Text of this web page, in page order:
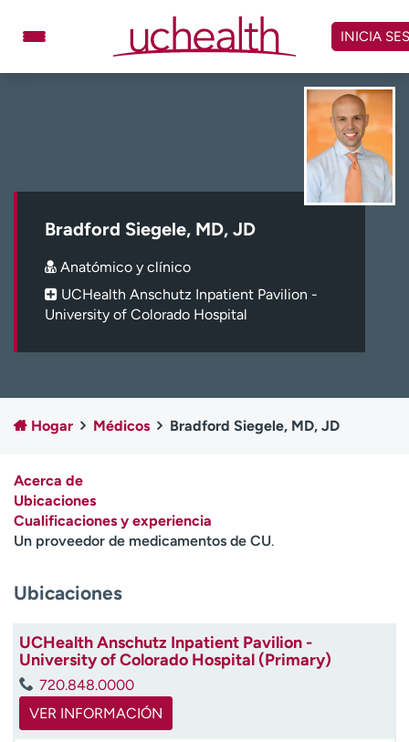
contenido
Especialidades
Facturación y precios
Inicie sesión en My Health Connection
Atención a medios de
comunicación
Contáctenos Noticias e historias
y
m
e
INICIA
Bradford Siegele, MD, JD
Anatómico y clínico
UCHealth Anschutz Inpatient Pavilion -
University of Colorado Hospital
Hogar Médicos Bradford Siegele, MD, JD
Acerca de
Ubicaciones
Cualificaciones y experiencia
Un proveedor de medicamentos de CU.
Ubicaciones
UCHealth Anschutz Inpatient Pavilion -
University of Colorado Hospital (Primary)
720.848.0000
VER INFORMACIÓN